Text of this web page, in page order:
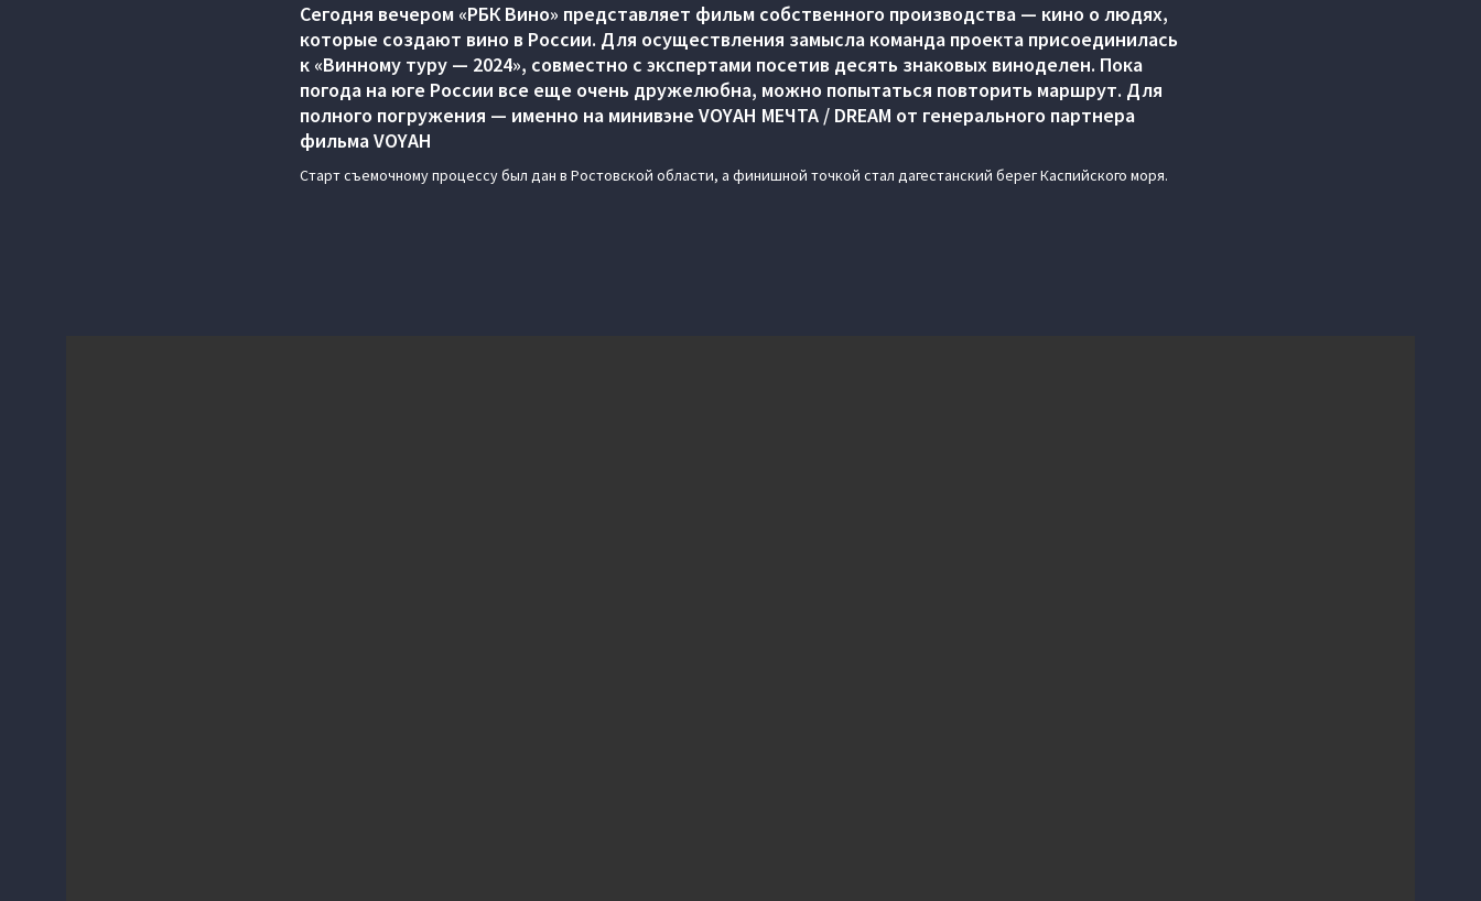
Сегодня вечером «РБК Вино» представляет фильм собственного производства — кино о людях,
которые создают вино в России. Для осуществления замысла команда проекта присоединилась
к «Винному туру — 2024», совместно с экспертами посетив десять знаковых виноделен. Пока
погода на юге России все еще очень дружелюбна, можно попытаться повторить маршрут. Для
полного погружения — именно на минивэне VOYAH МЕЧТА / DREAM от генерального партнера
фильма VOYAH
Старт съемочному процессу был дан в Ростовской области, а финишной точкой стал дагестанский берег Каспийского моря.